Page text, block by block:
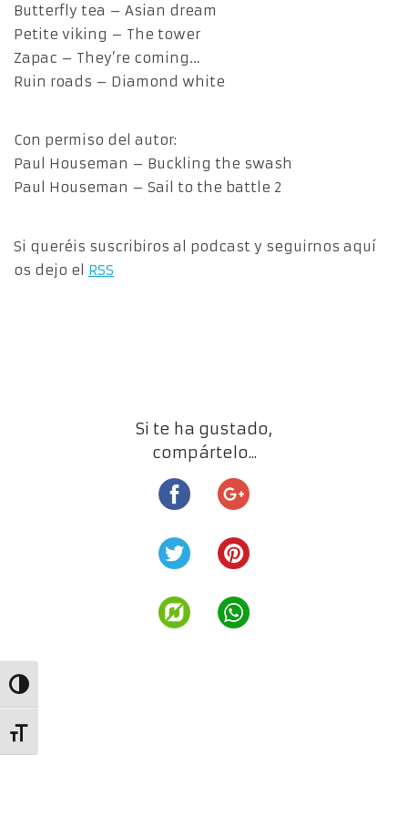
Alternar alto contraste
Alternar tamaño de letra
Butterfly tea – Asian dream
Petite viking – The tower
Zapac – They’re coming…
Ruin roads – Diamond white
Con permiso del autor:
Paul Houseman – Buckling the swash
Paul Houseman – Sail to the battle 2
Si queréis suscribiros al podcast y seguirnos aquí
os dejo el RSS
Si te ha gustado,
compártelo...